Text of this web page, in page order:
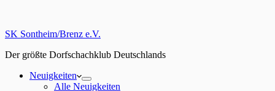
SK Sontheim/Brenz e.V.
Der größte Dorfschachklub Deutschlands
Neuigkeiten
Alle Neuigkeiten